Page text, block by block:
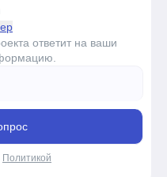
ответит на ваши
Политикой